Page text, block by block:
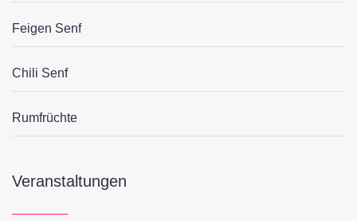
Feigen Senf
Chili Senf
Rumfrüchte
Veranstaltungen